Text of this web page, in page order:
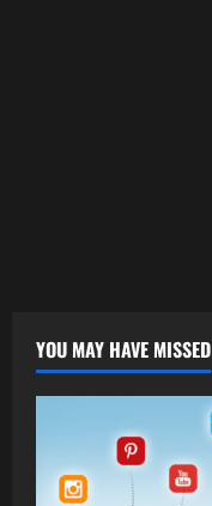
YOU MAY HAVE MISSED